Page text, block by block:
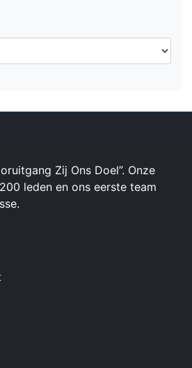
Zij Ons Doel”. Onze
leden en ons eerste team